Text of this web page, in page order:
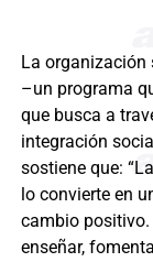
La
–un programa
que busca a
integración
sostiene que:
lo convierte en
cambio positivo.
enseñar,